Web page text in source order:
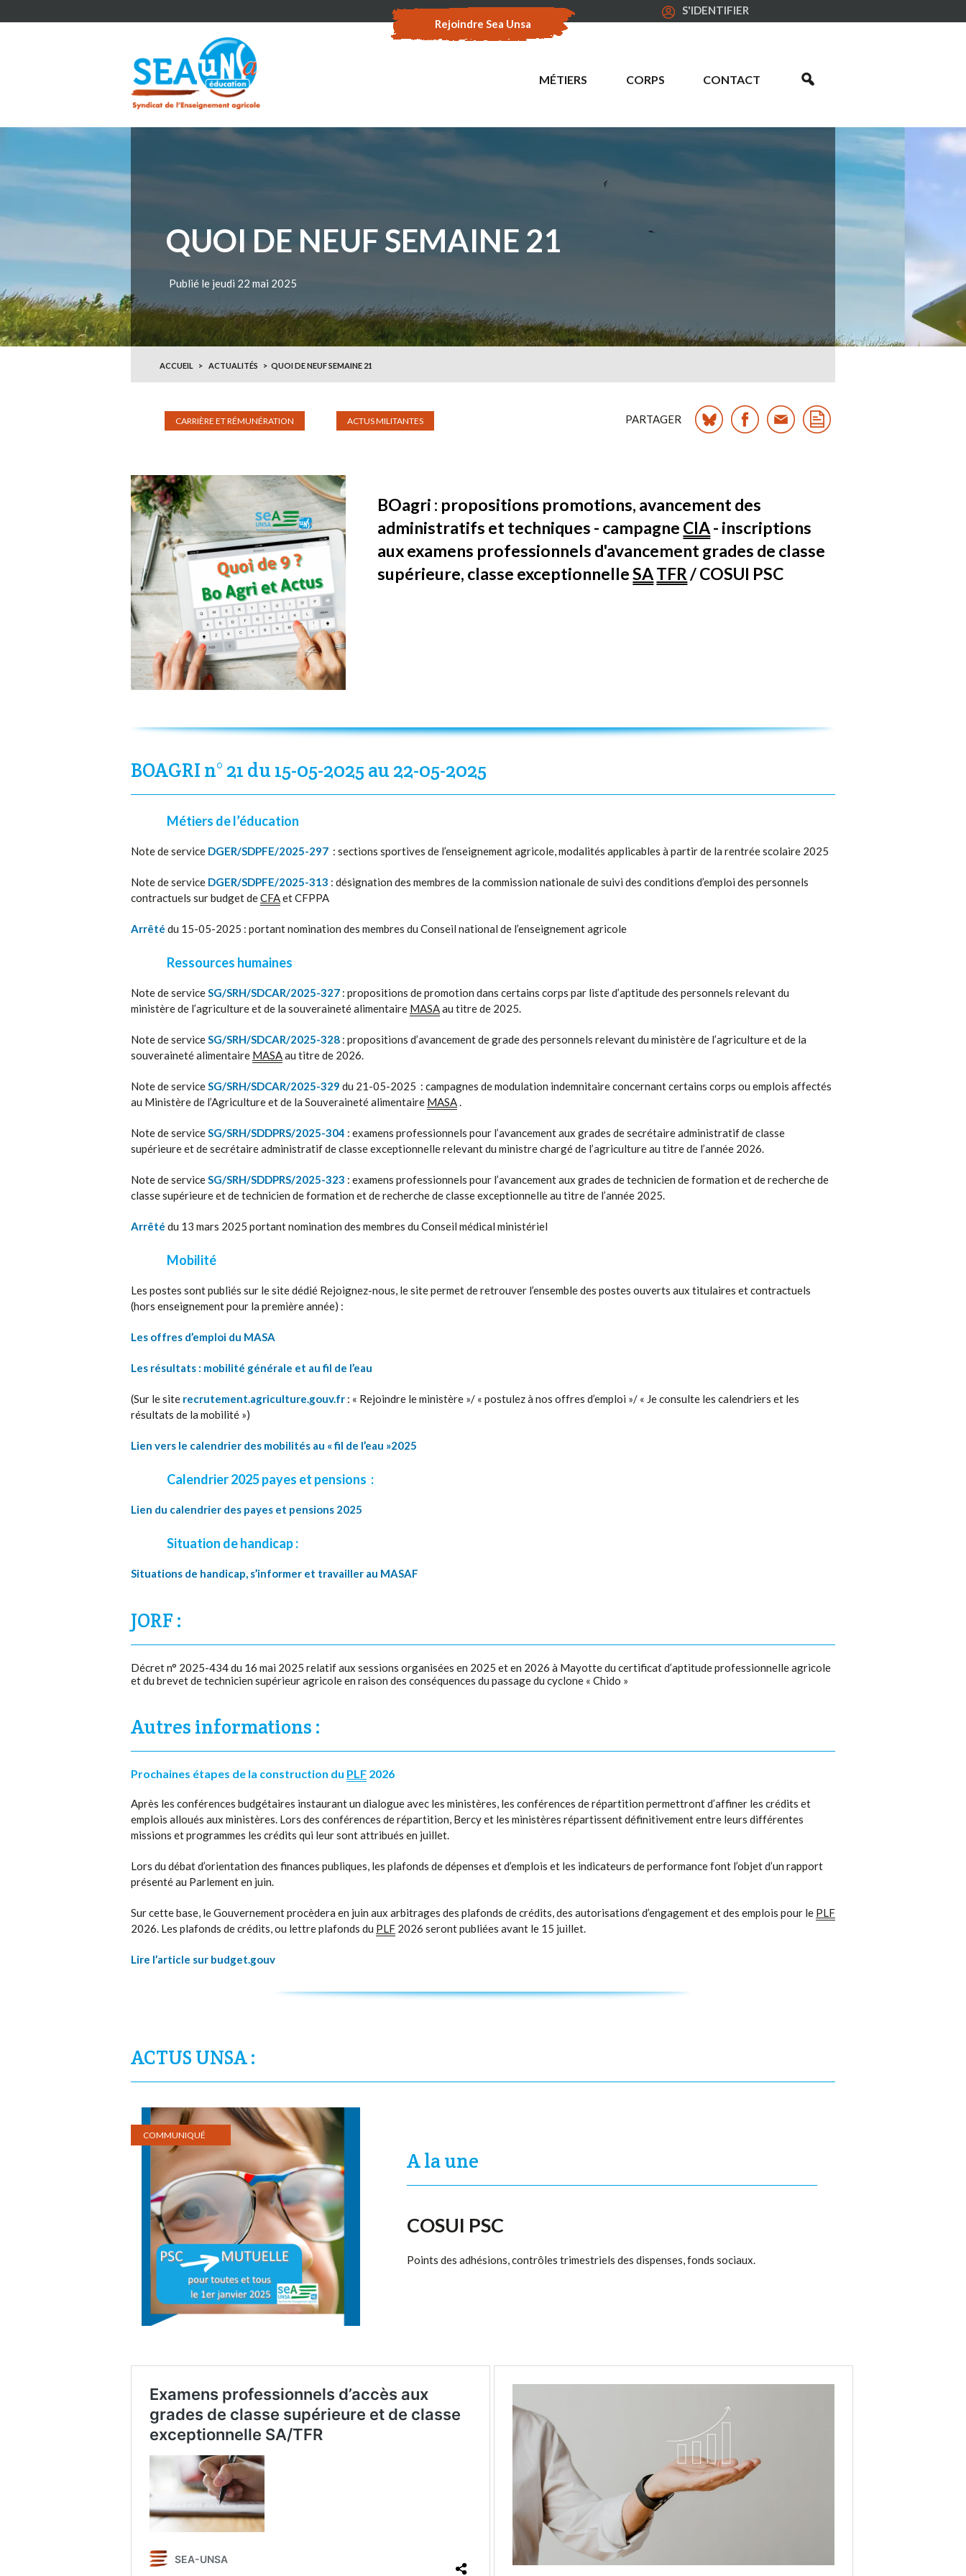
Rejoindre Sea Unsa
S'IDENTIFIER
MÉTIERS CORPS CONTACT
QUOI DE NEUF SEMAINE 21
Publié le jeudi 22 mai 2025
ACCUEIL ACTUALITÉS QUOI DE NEUF SEMAINE 21
CARRIÈRE ET RÉMUNÉRATION ACTUS MILITANTES PARTAGER
BOagri : propositions promotions, avancement des
administratifs et techniques - campagne CIA- inscriptions
aux examens professionnels d'avancement grades de classe
supérieure, classe exceptionnelleSATFR/ COSUI PSC
BOAGRI n° 21 du 15-05-2025 au 22-05-2025
Métiers de l’éducation
Note de service DGER/SDPFE/2025-297 : sections sportives de l’enseignement agricole, modalités applicables à partir de la rentrée scolaire 2025
Note de service DGER/SDPFE/2025-313 : désignation des membres de la commission nationale de suivi des conditions d’emploi des personnels
contractuels sur budget deCFAet CFPPA
Arrêté du 15-05-2025 : portant nomination des membres du Conseil national de l’enseignement agricole
Ressources humaines
Note de serviceSG/SRH/SDCAR/2025-327 : propositions de promotion dans certains corps par liste d’aptitude des personnels relevant du
ministère de l’agriculture et de la souveraineté alimentaire MASAau titre de 2025.
Note de serviceSG/SRH/SDCAR/2025-328 : propositions d’avancement de grade des personnels relevant du ministère de l’agriculture et de la
souveraineté alimentaire MASAau titre de 2026.
Note de serviceSG/SRH/SDCAR/2025-329 du 21-05-2025 : campagnes de modulation indemnitaire concernant certains corps ou emplois affectés
au Ministère de l’Agriculture et de la Souveraineté alimentaire MASA.
Note de serviceSG/SRH/SDDPRS/2025-304 : examens professionnels pour l’avancement aux grades de secrétaire administratif de classe
supérieure et de secrétaire administratif de classe exceptionnelle relevant du ministre chargé de l’agriculture au titre de l’année 2026.
Note de serviceSG/SRH/SDDPRS/2025-323 : examens professionnels pour l’avancement aux grades de technicien de formation et de recherche de
classe supérieure et de technicien de formation et de recherche de classe exceptionnelle au titre de l’année 2025.
Arrêté du 13 mars 2025 portant nomination des membres du Conseil médical ministériel
Mobilité
Les postes sont publiés sur le site dédié Rejoignez-nous, le site permet de retrouver l’ensemble des postes ouverts aux titulaires et contractuels
(hors enseignement pour la première année) :
Les offres d’emploi du MASA
Les résultats : mobilité générale et au fil de l’eau
(Sur le site recrutement.agriculture.gouv.fr : « Rejoindre le ministère »/ « postulez à nos offres d’emploi »/ « Je consulte les calendriers et les
résultats de la mobilité »)
Lien vers le calendrier des mobilités au « fil de l’eau »2025
Calendrier 2025 payes et pensions :
Lien du calendrier des payes et pensions 2025
Situation de handicap :
Situations de handicap, s’informer et travailler au MASAF
JORF :
Décret n° 2025-434 du 16 mai 2025 relatif aux sessions organisées en 2025 et en 2026 à Mayotte du certificat d’aptitude professionnelle agricole
et du brevet de technicien supérieur agricole en raison des conséquences du passage du cyclone « Chido »
Autres informations :
Prochaines étapes de la construction du PLF 2026
Après les conférences budgétaires instaurant un dialogue avec les ministères, les conférences de répartition permettront d’affiner les crédits et
emplois alloués aux ministères. Lors des conférences de répartition, Bercy et les ministères répartissent définitivement entre leurs différentes
missions et programmes les crédits qui leur sont attribués en juillet.
Lors du débat d’orientation des finances publiques, les plafonds de dépenses et d’emplois et les indicateurs de performance font l’objet d’un rapport
présenté au Parlement en juin.
Sur cette base, le Gouvernement procèdera en juin aux arbitrages des plafonds de crédits, des autorisations d’engagement et des emplois pour le PLF
2026. Les plafonds de crédits, ou lettre plafonds du PLF 2026 seront publiées avant le 15 juillet.
Lire l’article sur budget.gouv
ACTUS UNSA :
COMMUNIQUÉ
A la une
COSUI PSC
Points des adhésions, contrôles trimestriels des dispenses, fonds sociaux.